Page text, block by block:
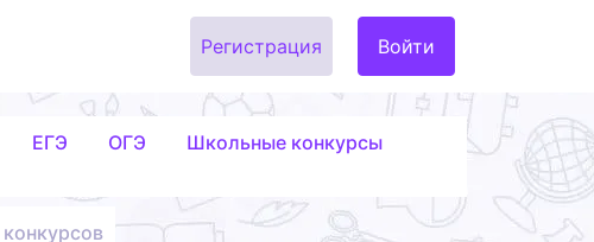
Регистрация Войти
ЕГЭ ОГЭ
Школьные конкурсы